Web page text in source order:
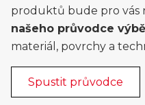
produktů bude pro vás
našeho průvodce
materiál, povrchy a
Spustit průvodce